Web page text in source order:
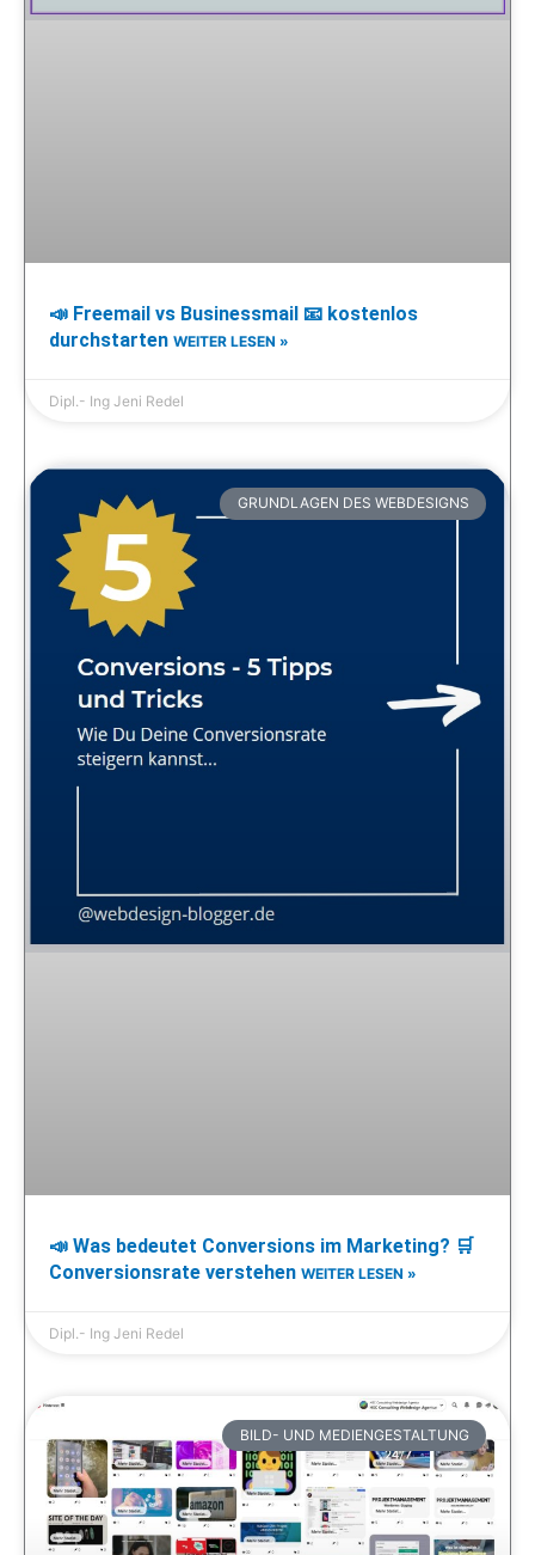
📣 Freemail vs Businessmail 📧 kostenlos
durchstarten WEITER LESEN »
Dipl.- Ing Jeni Redel
GRUNDLAGEN DES WEBDESIGNS
📣 Was bedeutet Conversions im Marketing? 🛒
Conversionsrate verstehen WEITER LESEN »
Dipl.- Ing Jeni Redel
BILD- UND MEDIENGESTALTUNG